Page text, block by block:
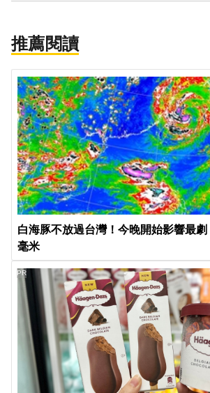
推薦閱讀
白海豚不放過台灣！今晚開始影響最
毫米
PR